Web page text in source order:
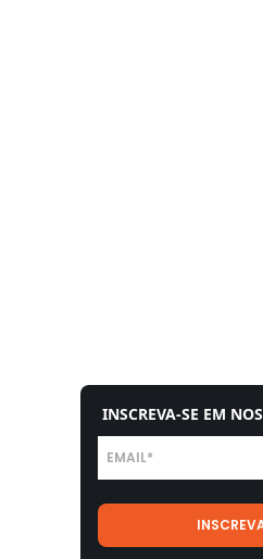
INSCREVA-SE EM